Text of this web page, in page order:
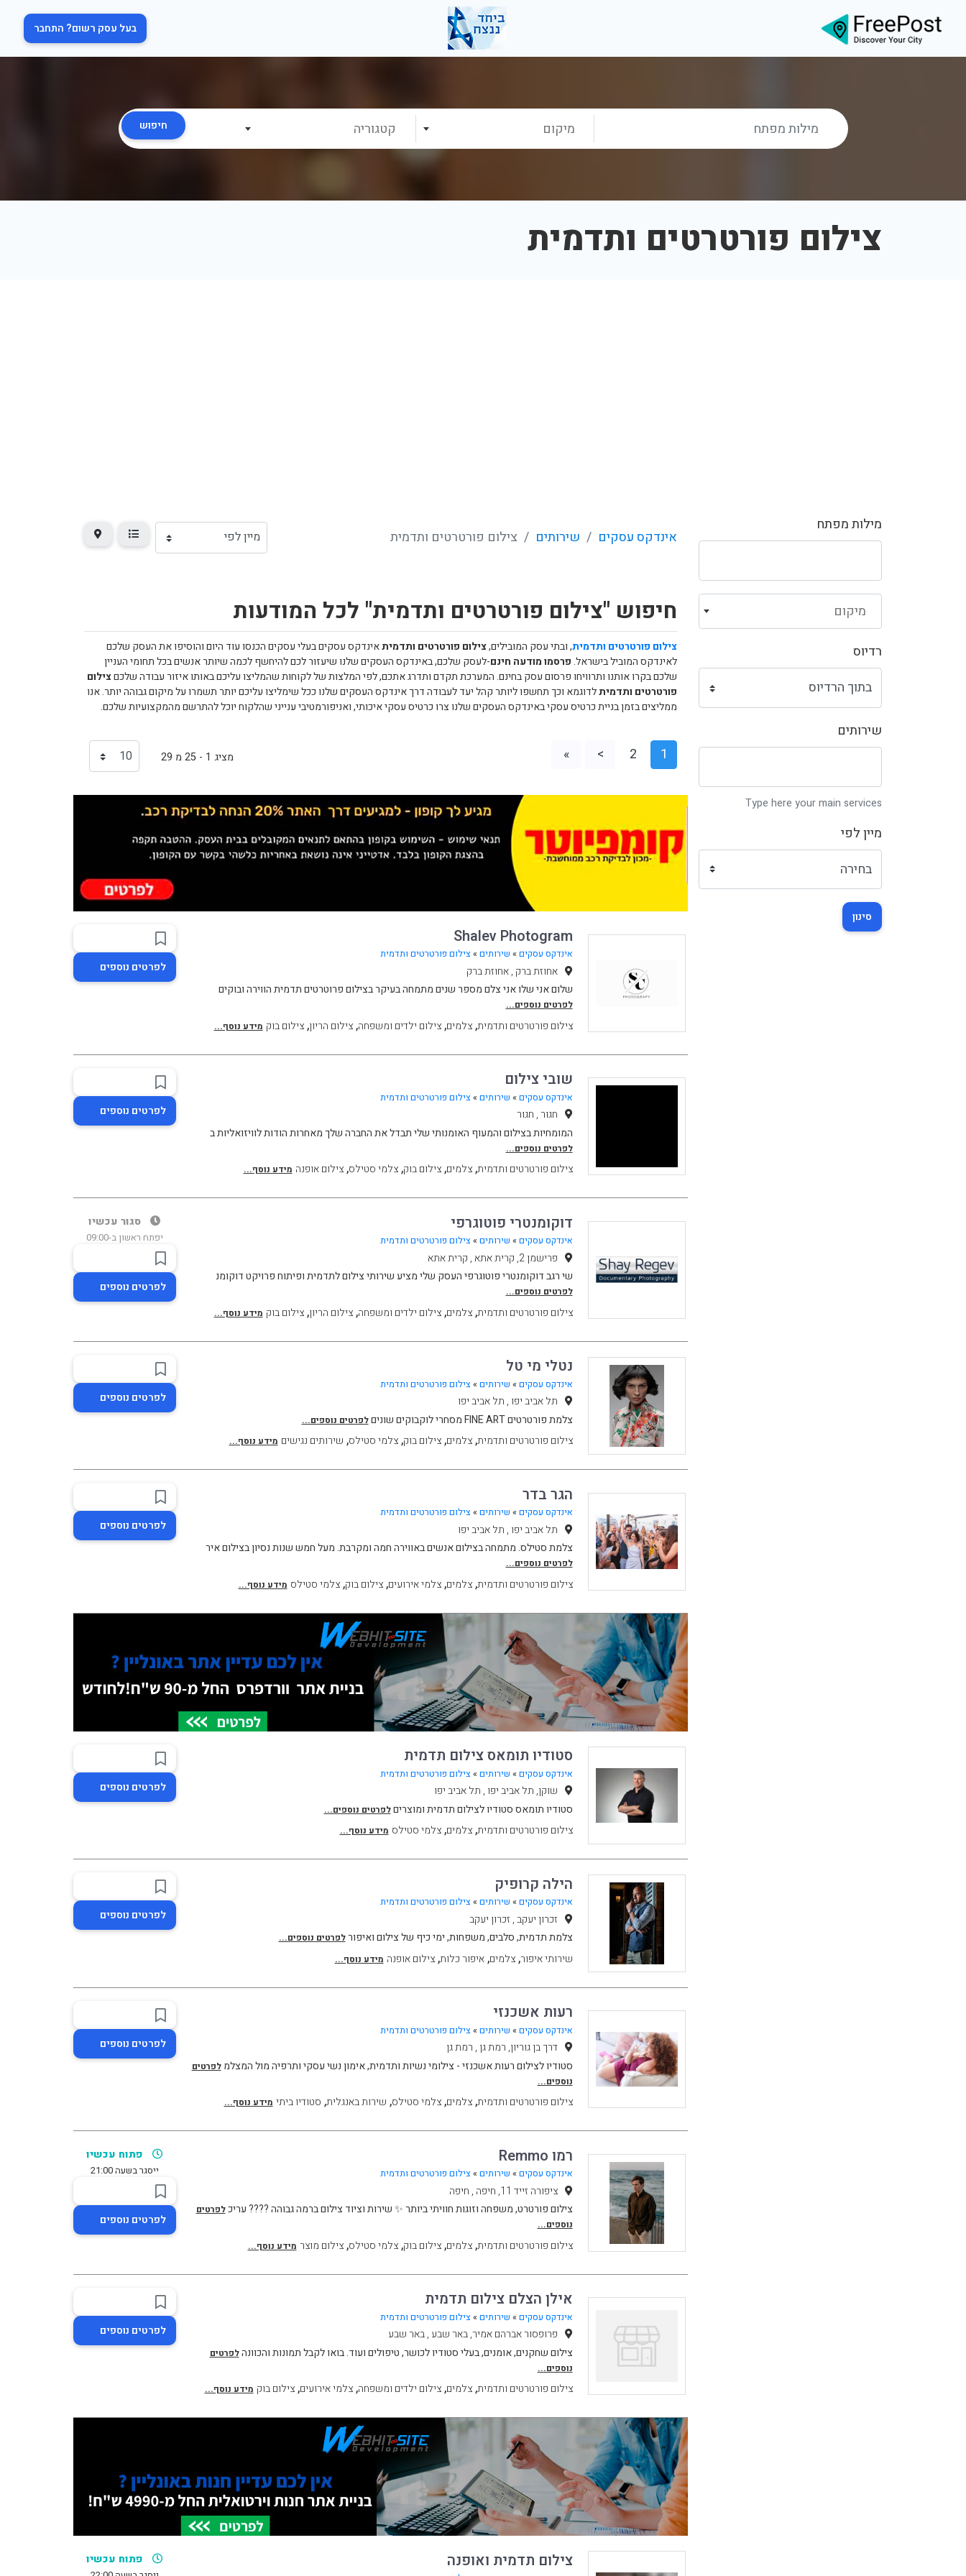
בעל עסק רשום? התחבר
מיקום קטגוריה חיפוש
צילום פורטרטים ותדמית
מילות מפתח
מיקום
רדיוס
שירותים
Type here your main services
מיין לפי
סינון
אינדקס עסקים שירותים צילום פורטרטים ותדמית
חיפוש "צילום פורטרטים ותדמית" לכל המודעות
צילום פורטרטים ותדמית, ובתי עסק המובילים,צילום פורטרטים ותדמיתאינדקס עסקים בעלי עסקים הכנסו עוד היום והוסיפו את העסק שלכם
לאינדקס המוביל בישראל.פרסמו מודעה חינם-לעסק שלכם, באינדקס העסקים שלנו שיעזור לכם להיחשף לכמה שיותר אנשים בכל תחומי העניין
שלכם בקרו אותנו ותרוויחו פרסום עסק בחינם. המערכת תקדם ותדרג אתכם, לפי המלצות של לקוחות שהמליצו עליכם באותו איזור עבודה שלכםצילום
פורטרטים ותדמיתלדוגמא וכך תחשפו ליותר קהל יעד לעבודה דרך אינדקס העסקים שלנו ככל שימליצו עליכם יותר תשמרו על מיקום גבוהה יותר. אנו
ממליצים בזמן בניית כרטיס עסקי באינדקס העסקים שלנו צרו כרטיס עסקי איכותי, ואניפורמטיבי ענייני שהלקוח יוכל להתרשם מהמקצועיות שלכם.
1
2
>
» מציג 1 - 25 מ 29
Shalev Photogram
אינדקס עסקים » שירותים » צילום פורטרטים ותדמית
אחוזת ברק , אחוזת ברק
שלום אני שלו אני צלם מספר שנים מתמחה בעיקר בצילום פרוטרטים תדמית הווירה ובוקים
לפרטים נוספים...
צילום פורטרטים ותדמית,צלמים,צילום ילדים ומשפחה,צילום הריון,צילום בוק מידע נוסף...
לפרטים נוספים
שובי צילום
אינדקס עסקים » שירותים » צילום פורטרטים ותדמית
חגור , חגור
המומחיות בצילום והמעוף האומנותי שלי תבדל את החברה שלך מאחרות הודות לוויזואליות ב
לפרטים נוספים...
צילום פורטרטים ותדמית,צלמים,צילום בוק,צלמי סטילס,צילום אופנה מידע נוסף...
לפרטים נוספים
דוקומנטרי פוטוגרפי
אינדקס עסקים » שירותים » צילום פורטרטים ותדמית
פרישמן 2, קרית אתא , קרית אתא
שי רגב דוקומנטרי פוטוגרפי העסק שלי מציע שירותי צילום לתדמית ופיתוח פרויקט דוקומנ
לפרטים נוספים...
צילום פורטרטים ותדמית,צלמים,צילום ילדים ומשפחה,צילום הריון,צילום בוק מידע נוסף...
סגור עכשיו
יפתח ראשון ב-09:00
לפרטים נוספים
נטלי מי טל
אינדקס עסקים » שירותים » צילום פורטרטים ותדמית
תל אביב יפו , תל אביב יפו
צלמת פורטרטים FINE ART מסחרי לוקבוקים שונים
לפרטים נוספים...
צילום פורטרטים ותדמית,צלמים,צילום בוק,צלמי סטילס, שירותים נגישים מידע נוסף...
לפרטים נוספים
הגר בדר
אינדקס עסקים » שירותים » צילום פורטרטים ותדמית
תל אביב יפו , תל אביב יפו
צלמת סטילס. מתמחה בצילום אנשים באווירה חמה ומקרבת. מעל חמש שנות נסיון בצילום איר
לפרטים נוספים...
צילום פורטרטים ותדמית,צלמים,צלמי אירועים,צילום בוק,צלמי סטילס מידע נוסף...
לפרטים נוספים
סטודיו תומאס צילום תדמית
אינדקס עסקים » שירותים » צילום פורטרטים ותדמית
שוקן, תל אביב יפו , תל אביב יפו
סטודיו תומאס סטודיו לצילום תדמית ומוצריםלפרטים נוספים...
צילום פורטרטים ותדמית,צלמים,צלמי סטילס מידע נוסף...
לפרטים נוספים
הילה קרופיק
אינדקס עסקים » שירותים » צילום פורטרטים ותדמית
זכרון יעקב , זכרון יעקב
צלמת תדמית, סלבים, משפחות, ימי כיף של צילום ואיפורלפרטים נוספים...
שירותי איפור,צלמים,איפור כלות,צילום אופנה מידע נוסף...
לפרטים נוספים
רעות אשכנזי
אינדקס עסקים » שירותים » צילום פורטרטים ותדמית
דרך בן גוריון, רמת גן , רמת גן
סטודיו לצילום רעות אשכנזי - צילומי נשיות ותדמית, אימון נשי עסקי ותרפיה מול המצלמלפרטים
נוספים...
צילום פורטרטים ותדמית,צלמים,צלמי סטילס, שירות באנגלית, סטודיו ביתי מידע נוסף...
לפרטים נוספים
רמו Remmo
אינדקס עסקים » שירותים » צילום פורטרטים ותדמית
ציפורה זייד 11, חיפה , חיפה
צילום פורטרט, משפחה וזוגות חוויתי ביותר ✨ שירות וציוד צילום ברמה גבוהה ???? עריכלפרטים
נוספים...
צילום פורטרטים ותדמית,צלמים,צילום בוק,צלמי סטילס,צילום מוצר מידע נוסף...
פתוח עכשיו
ייסגר בשעה 21:00
לפרטים נוספים
אילן הצלם צילום תדמית
אינדקס עסקים » שירותים » צילום פורטרטים ותדמית
פרופסור אברהם אמיר, באר שבע , באר שבע
צילום שחקנים, אומנים, בעלי סטודיו לכושר, טיפולים ועוד. בואו לקבל תמונות והכוונהלפרטים
נוספים...
צילום פורטרטים ותדמית,צלמים,צילום ילדים ומשפחה,צלמי אירועים,צילום בוק מידע נוסף...
לפרטים נוספים
צילום תדמית ואופנה פתוח עכשיו